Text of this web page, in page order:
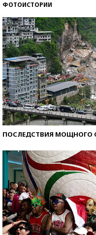
ФОТОИСТОРИИ
ПОСЛЕДСТВИЯ МОЩНОГО